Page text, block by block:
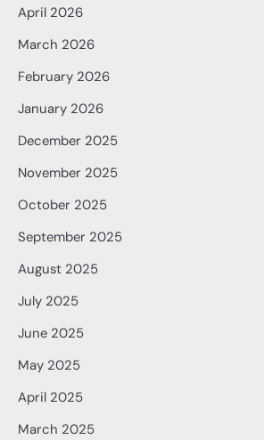
April 2026
March 2026
February 2026
January 2026
December 2025
November 2025
October 2025
September 2025
August 2025
July 2025
June 2025
May 2025
April 2025
March 2025